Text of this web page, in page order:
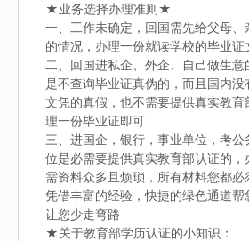
★业务选择办理准则★
一、工作未确定，回国需先给父母
的情况，办理一份就读学校的毕业证
二、回国进私企、外企、自己做生
是不查询毕业证真伪的，而且国内
文凭的真假，也不需要提供真实教
理一份毕业证即可
三、进国企，银行，事业单位，考
位是必需要提供真实教育部认证的
需资料众多且烦琐，所有材料您都必
凭借丰富的经验，快捷的绿色通道帮
让您少走弯路
★关于教育部学历认证的小知识：